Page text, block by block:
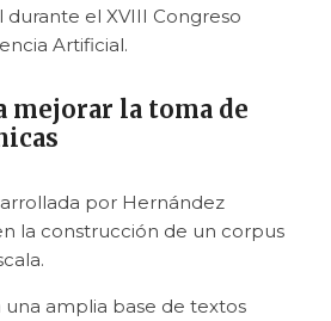
el XVIII Congreso
Artificial.
mejorar la toma de
por Hernández
la construcción de un corpus
una amplia base de textos